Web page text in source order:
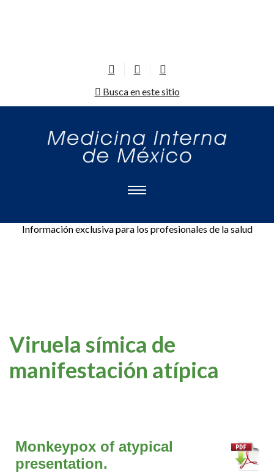
Busca en este sitio
Información exclusiva para los profesionales de la salud
Viruela símica de
manifestación atípica
Monkeypox of atypical
presentation.